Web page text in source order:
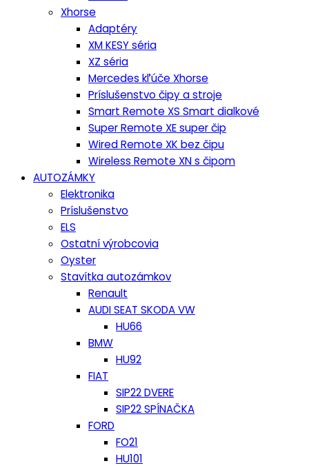
Xhorse
Adaptéry
XM KESY séria
XZ séria
Mercedes kľúče Xhorse
Príslušenstvo čipy a stroje
Smart Remote XS Smart dialkové
Super Remote XE super čip
Wired Remote XK bez čipu
Wireless Remote XN s čipom
AUTOZÁMKY
Elektronika
Príslušenstvo
ELS
Ostatní výrobcovia
Oyster
Stavítka autozámkov
Renault
AUDI SEAT SKODA VW
HU66
BMW
HU92
FIAT
SIP22 DVERE
SIP22 SPÍNAČKA
FORD
FO21
HU101